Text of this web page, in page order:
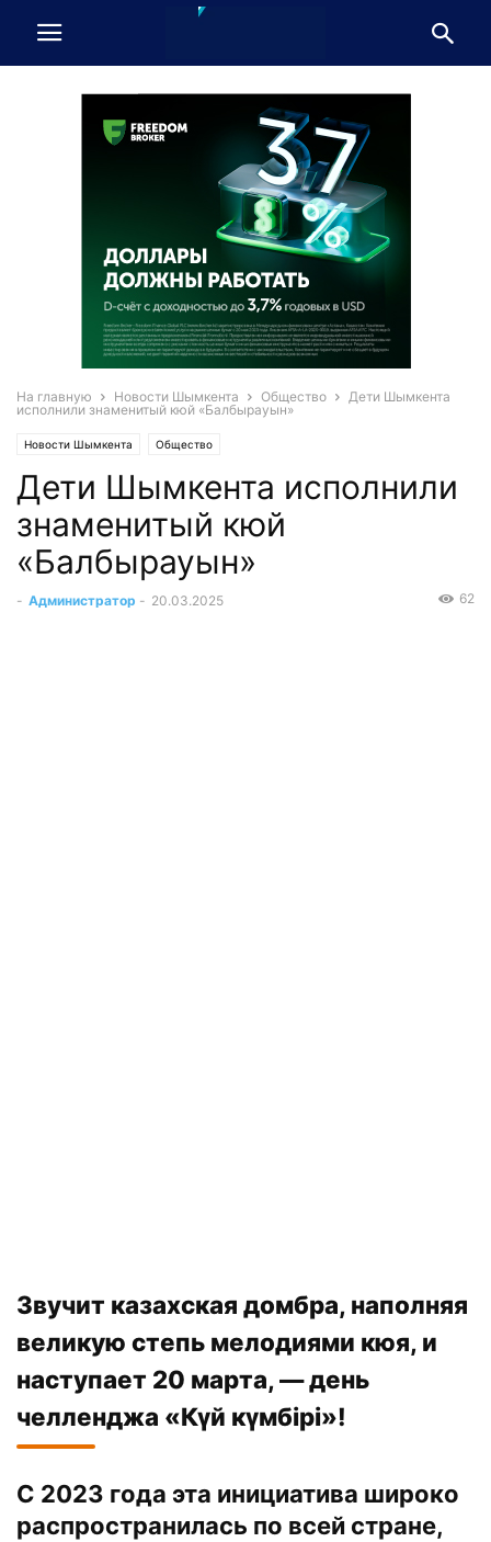
На главную Новости Шымкента Общество
Дети Шымкента
исполнили знаменитый кюй «Балбырауын»
Новости Шымкента Общество
Дети Шымкента исполнили
знаменитый кюй
«Балбырауын»
- Администратор - 20.03.2025 62
Звучит казахская домбра, наполняя
великую степь мелодиями кюя, и
наступает 20 марта, — день
челленджа «Күй күмбірі»!
С 2023 года эта инициатива широко
распространилась по всей стране,